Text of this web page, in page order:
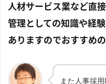
人材サービス業など直
管理としての知識や経
ありますのでおすすめの
また人事採